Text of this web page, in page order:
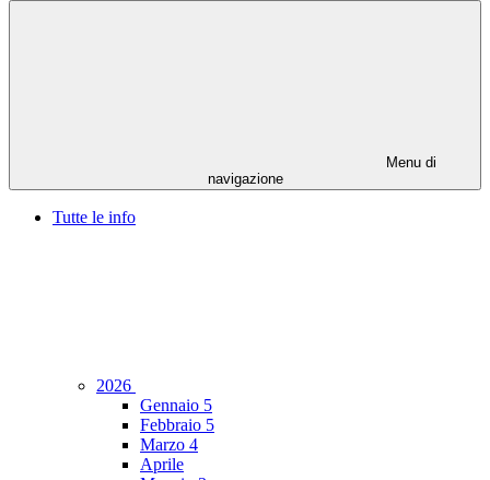
Menu di
navigazione
Tutte le info
2026
Gennaio 5
Febbraio 5
Marzo 4
Aprile